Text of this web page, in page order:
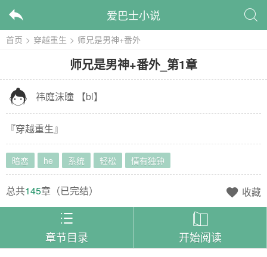
 爱巴士小说 
首页 > 穿越重生 > 师兄是男神+番外
师兄是男神+番外 第1章
 祎庭沫瞳 【bl】
『穿越重生』
暗恋 he 系统 轻松 情有独钟
总共145章（已完结）  收藏

章节目录

开始阅读